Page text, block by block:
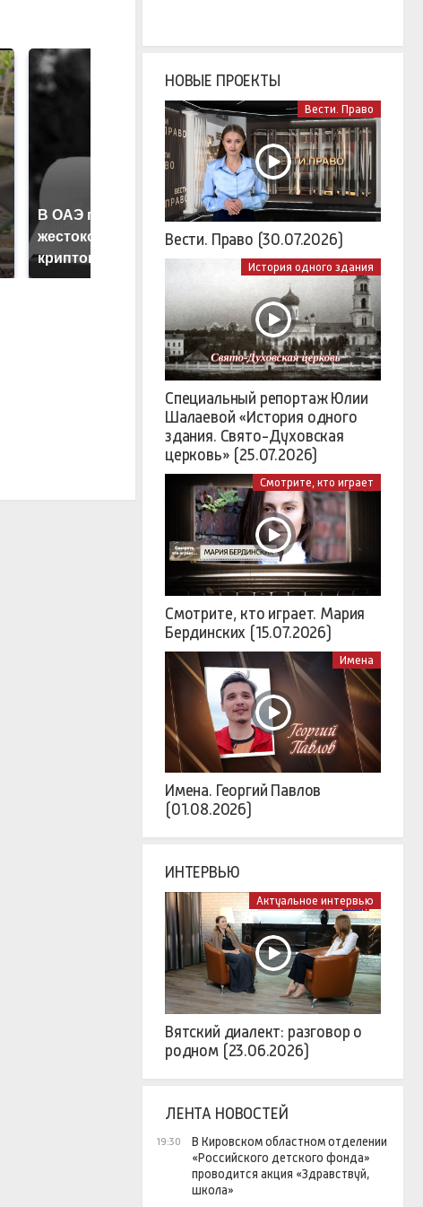
В ОАЭ произошло
жестокое убийство
криптомиллионера
Все новости по
падению вертолета на
Кавказе: читать здесь
НОВЫЕ ПРОЕКТЫ
Вести. Право
Вести. Право (30.07.2026)
История одного здания
Специальный репортаж Юлии
Шалаевой «История одного
здания. Свято-Духовская
церковь» (25.07.2026)
Смотрите, кто играет
Смотрите, кто играет. Мария
Бердинских (15.07.2026)
Имена
Имена. Георгий Павлов
(01.08.2026)
ИНТЕРВЬЮ
Актуальное интервью
Вятский диалект: разговор о
родном (23.06.2026)
ЛЕНТА НОВОСТЕЙ
19:30
В Кировском областном отделении
«Российского детского фонда»
проводится акция «Здравствуй,
школа»